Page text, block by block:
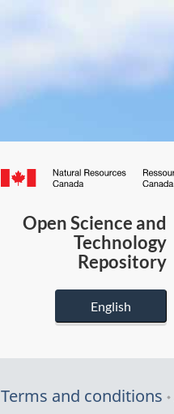
Canada.ca
Open Science and
Technology
Repository
English
Terms and conditions